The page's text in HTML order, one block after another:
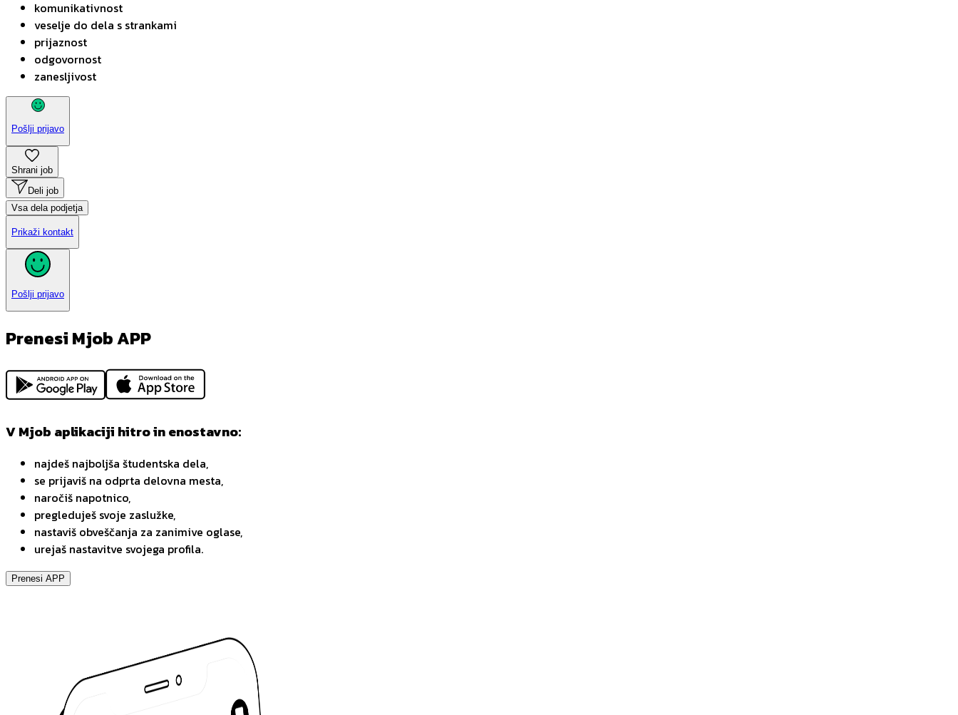
komunikativnost
veselje do dela s strankami
prijaznost
odgovornost
zanesljivost
Pošlji prijavo
Shrani job
Deli job
Vsa dela podjetja
Prikaži kontakt
Pošlji prijavo
Prenesi Mjob APP
V Mjob aplikaciji hitro in enostavno:
najdeš najboljša študentska dela,
se prijaviš na odprta delovna mesta,
naročiš napotnico,
pregleduješ svoje zaslužke,
nastaviš obveščanja za zanimive oglase,
urejaš nastavitve svojega profila.
Prenesi APP